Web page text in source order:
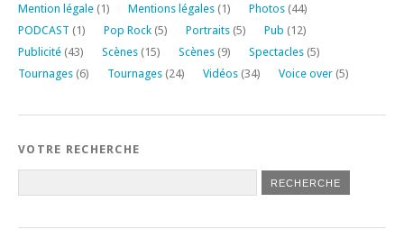
Mention légale (1) Mentions légales (1) Photos (44)
PODCAST (1) Pop Rock (5) Portraits (5) Pub (12)
Publicité (43) Scènes (15) Scènes (9) Spectacles (5)
Tournages (6) Tournages (24) Vidéos (34) Voice over (5)
VOTRE RECHERCHE